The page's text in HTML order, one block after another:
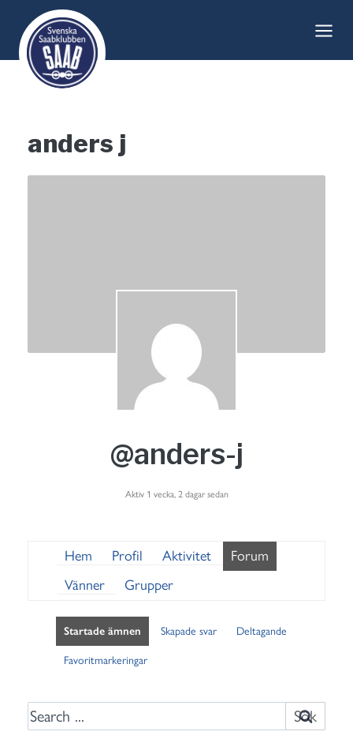
content
anders j
@anders-j
Aktiv 1 vecka, 2 dagar sedan
Hem Profil Aktivitet
Forum
Vänner
Grupper
Startade ämnen Skapade svar Deltagande
Favoritmarkeringar
S
e